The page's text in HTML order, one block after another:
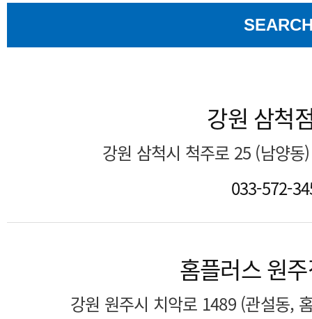
강원 삼
강원 삼척시 척주로 25 (남양
033-572-
홈플러스 원
강원 원주시 치악로 1489 (관설동,